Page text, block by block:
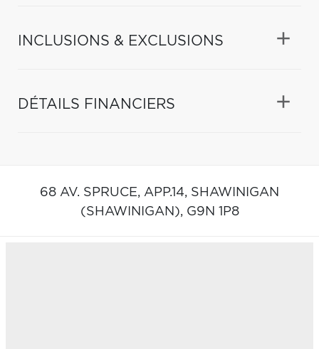
INCLUSIONS & EXCLUSIONS
DÉTAILS FINANCIERS
68 AV. SPRUCE, APP.14, SHAWINIGAN
(SHAWINIGAN), G9N 1P8